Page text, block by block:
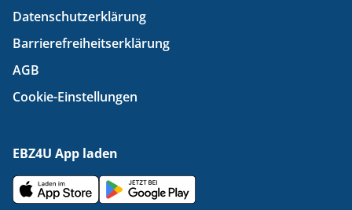
Datenschutzerklärung
Barrierefreiheitserklärung
AGB
Cookie-Einstellungen
EBZ4U App laden
Download in AppstoreDownload in Appstore